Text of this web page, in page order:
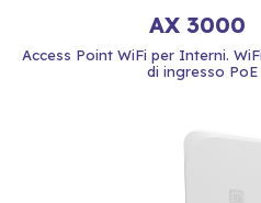
AX 3000
Access Point WiFi per Interni.
di ingresso PoE